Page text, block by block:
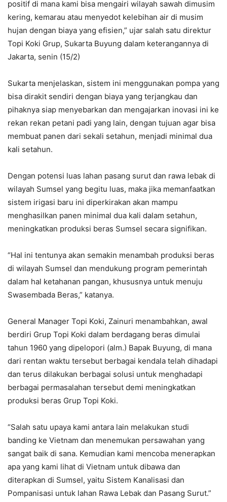
positif di mana kami bisa mengairi wilayah sawah dimusim
kering, kemarau atau menyedot kelebihan air di musim
hujan dengan biaya yang efisien,” ujar salah satu direktur
Topi Koki Grup, Sukarta Buyung dalam keterangannya di
Jakarta, senin (15/2)
Sukarta menjelaskan, sistem ini menggunakan pompa yang
bisa dirakit sendiri dengan biaya yang terjangkau dan
pihaknya siap menyebarkan dan mengajarkan inovasi ini ke
rekan rekan petani padi yang lain, dengan tujuan agar bisa
membuat panen dari sekali setahun, menjadi minimal dua
kali setahun.
Dengan potensi luas lahan pasang surut dan rawa lebak di
wilayah Sumsel yang begitu luas, maka jika memanfaatkan
sistem irigasi baru ini diperkirakan akan mampu
menghasilkan panen minimal dua kali dalam setahun,
meningkatkan produksi beras Sumsel secara signifikan.
“Hal ini tentunya akan semakin menambah produksi beras
di wilayah Sumsel dan mendukung program pemerintah
dalam hal ketahanan pangan, khususnya untuk menuju
Swasembada Beras,” katanya.
General Manager Topi Koki, Zainuri menambahkan, awal
berdiri Grup Topi Koki dalam berdagang beras dimulai
tahun 1960 yang dipelopori (alm.) Bapak Buyung, di mana
dari rentan waktu tersebut berbagai kendala telah dihadapi
dan terus dilakukan berbagai solusi untuk menghadapi
berbagai permasalahan tersebut demi meningkatkan
produksi beras Grup Topi Koki.
“Salah satu upaya kami antara lain melakukan studi
banding ke Vietnam dan menemukan persawahan yang
sangat baik di sana. Kemudian kami mencoba menerapkan
apa yang kami lihat di Vietnam untuk dibawa dan
diterapkan di Sumsel, yaitu Sistem Kanalisasi dan
Pompanisasi untuk lahan Rawa Lebak dan Pasang Surut.”